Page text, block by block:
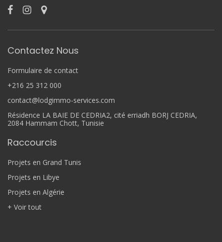
Contactez Nous
Formulaire de contact
+216 25 312 000
contact@lodgimmo-services.com
Résidence LA BAIE DE CEDRIA2, cité erriadh BORJ CEDRIA,
2084 Hammam Chott, Tunisie
Raccourcis
Projets en Grand Tunis
Projets en Libye
Projets en Algérie
+ Voir tout